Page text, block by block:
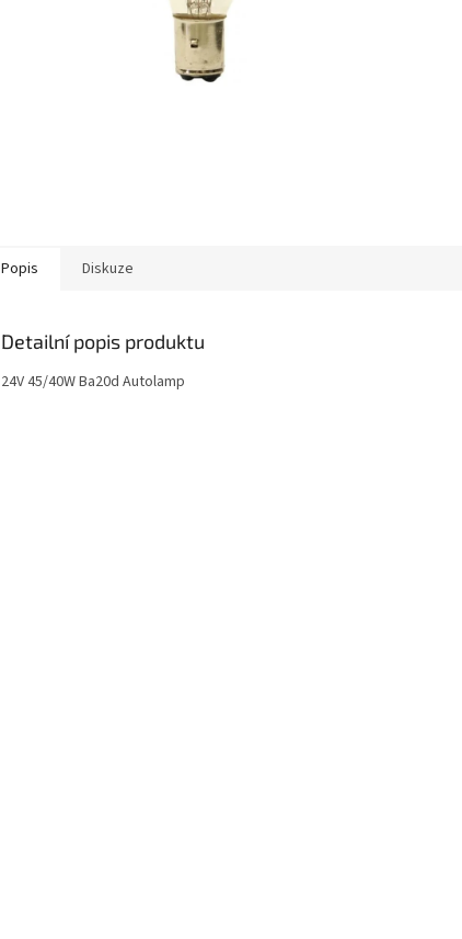
Popis Diskuze
Detailní popis produktu
24V 45/40W Ba20d Autolamp